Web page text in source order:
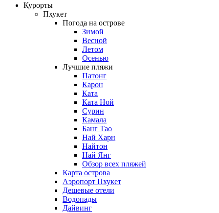
Курорты
Пхукет
Погода на острове
Зимой
Весной
Летом
Осенью
Лучшие пляжи
Патонг
Карон
Ката
Ката Ной
Сурин
Камала
Банг Тао
Най Харн
Найтон
Най Янг
Обзор всех пляжей
Карта острова
Аэропорт Пхукет
Дешевые отели
Водопады
Дайвинг